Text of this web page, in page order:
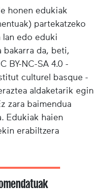
honen edukiak
partekatzeko
edo eduki
bakarra da, beti,
BY-NC-SA 4.0 -
culturel basque -
aldaketarik egin
zara baimendua
Edukiak haien
erabiltzera